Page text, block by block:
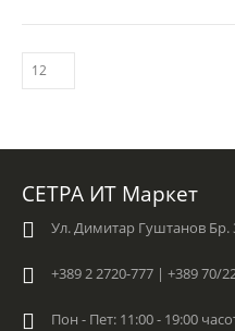
СЕТРА ИТ Маркет
Ул. Димитар Гуштанов Бр.
+389 2 2720-777 | +389 70/
Пон - Пет: 11:00 - 19:00